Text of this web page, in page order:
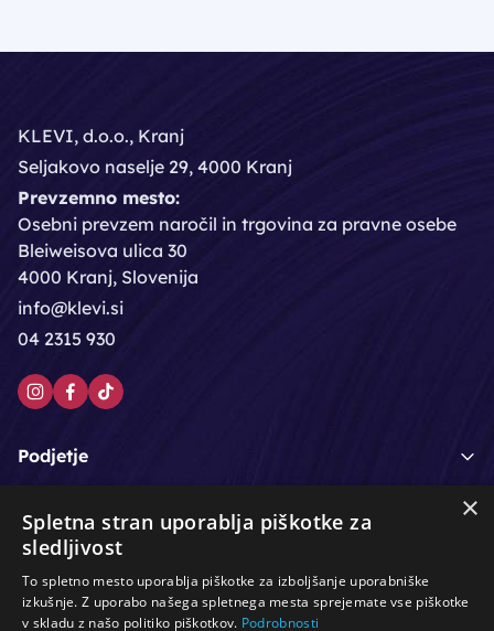
KLEVI, d.o.o., Kranj
Seljakovo naselje 29, 4000 Kranj
Prevzemno mesto:
Osebni prevzem naročil in trgovina za pravne osebe
Bleiweisova ulica 30
4000 Kranj, Slovenija
info@klevi.si
04 2315 930
Podjetje
Moj račun
Podpora strankam
×
Spletna stran uporablja piškotke za
sledljivost
To spletno mesto uporablja piškotke za izboljšanje uporabniške
izkušnje. Z uporabo našega spletnega mesta sprejemate vse piškotke
v skladu z našo politiko piškotkov. Podrobnosti